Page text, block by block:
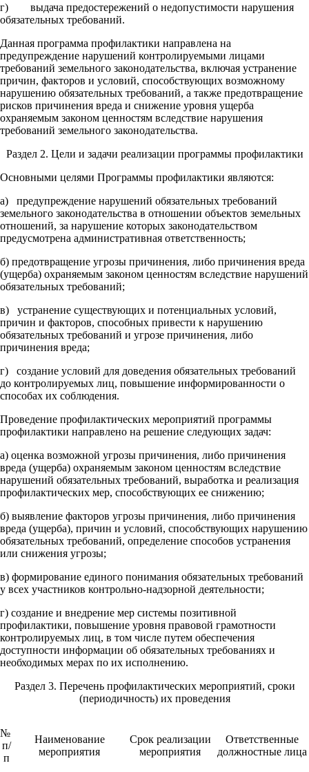
г) выдача предостережений о недопустимости нарушения
обязательных требований.
Данная программа профилактики направлена на
предупреждение нарушений контролируемыми лицами
требований земельного законодательства, включая устранение
причин, факторов и условий, способствующих возможному
нарушению обязательных требований, а также предотвращение
рисков причинения вреда и снижение уровня ущерба
охраняемым законом ценностям вследствие нарушения
требований земельного законодательства.
Раздел 2. Цели и задачи реализации программы профилактики
Основными целями Программы профилактики являются:
а) предупреждение нарушений обязательных требований
земельного законодательства в отношении объектов земельных
отношений, за нарушение которых законодательством
предусмотрена административная ответственность;
б) предотвращение угрозы причинения, либо причинения вреда
(ущерба) охраняемым законом ценностям вследствие нарушений
обязательных требований;
в) устранение существующих и потенциальных условий,
причин и факторов, способных привести к нарушению
обязательных требований и угрозе причинения, либо
причинения вреда;
г) создание условий для доведения обязательных требований
до контролируемых лиц, повышение информированности о
способах их соблюдения.
Проведение профилактических мероприятий программы
профилактики направлено на решение следующих задач:
а) оценка возможной угрозы причинения, либо причинения
вреда (ущерба) охраняемым законом ценностям вследствие
нарушений обязательных требований, выработка и реализация
профилактических мер, способствующих ее снижению;
б) выявление факторов угрозы причинения, либо причинения
вреда (ущерба), причин и условий, способствующих нарушению
обязательных требований, определение способов устранения
или снижения угрозы;
в) формирование единого понимания обязательных требований
у всех участников контрольно-надзорной деятельности;
г) создание и внедрение мер системы позитивной
профилактики, повышение уровня правовой грамотности
контролируемых лиц, в том числе путем обеспечения
доступности информации об обязательных требованиях и
необходимых мерах по их исполнению.
Раздел 3. Перечень профилактических мероприятий, сроки
(периодичность) их проведения
№
п/
п
Наименование
мероприятия
Срок реализации
мероприятия
Ответственные
должностные лица